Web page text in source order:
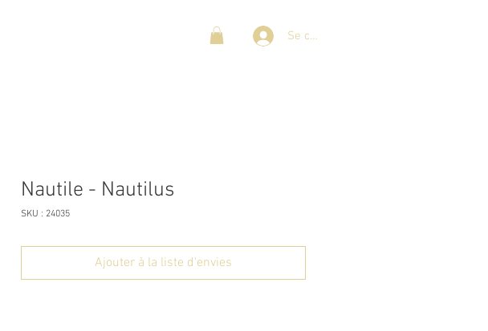
Se connecter
Nautile - Nautilus
SKU : 24035
Ajouter à la liste d'envies